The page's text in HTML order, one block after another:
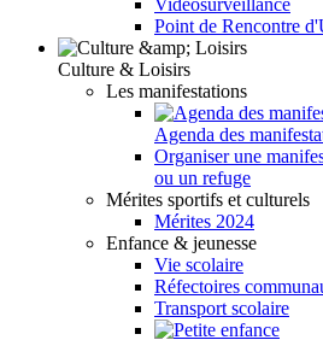
Vidéosurveillance
Point de Rencontre
Culture & Loisirs
Les manifestations
Agenda des
Organiser une
ou un refuge
Mérites sportifs et culturels
Mérites 2024
Enfance & jeunesse
Vie scolaire
Réfectoires
Transport scolaire